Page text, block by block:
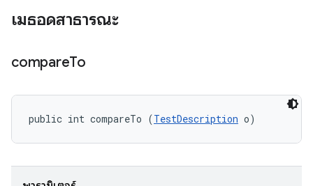
เมธอดสาธารณะ
compareTo
public int compareTo (TestDescription o)